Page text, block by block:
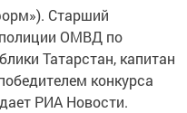
Старший
ОМВД по
Татарстан, капитан
конкурса
РИА Новости.